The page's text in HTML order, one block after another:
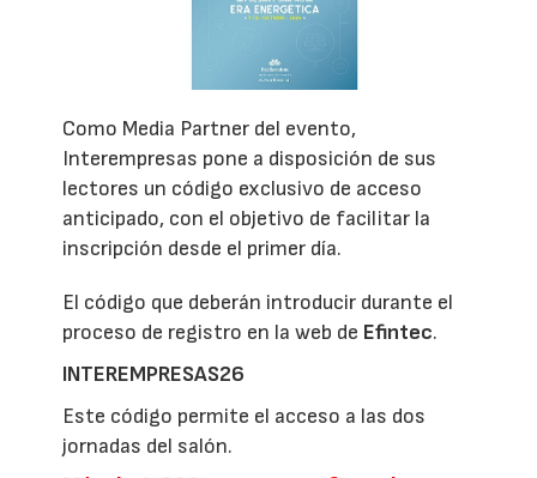
Como Media Partner del evento,
Interempresas pone a disposición de sus
lectores un código exclusivo de acceso
anticipado, con el objetivo de facilitar la
inscripción desde el primer día.
El código que deberán introducir durante el
proceso de registro en la web de Efintec.
INTEREMPRESAS26
Este código permite el acceso a las dos
jornadas del salón.